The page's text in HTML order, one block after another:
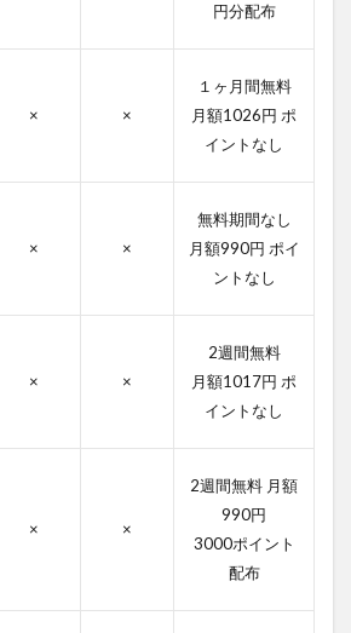
円分配布
× ×
１ヶ月間無料
月額1026円 ポ
イントなし
× ×
無料期間なし
月額990円 ポイ
ントなし
× ×
2週間無料
月額1017円 ポ
イントなし
× ×
2週間無料 月額
990円
3000ポイント
配布